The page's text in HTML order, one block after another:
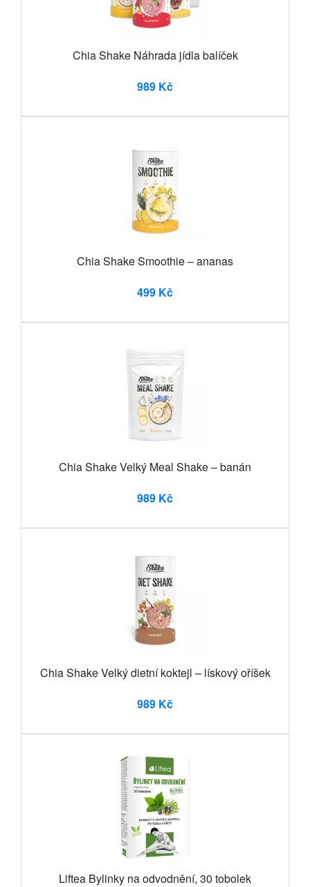
Chia Shake Náhrada jídla balíček
989 Kč
Chia Shake Smoothie – ananas
499 Kč
Chia Shake Velký Meal Shake – banán
989 Kč
Chia Shake Velký dietní koktejl – lískový oříšek
989 Kč
Liftea Bylinky na odvodnění, 30 tobolek